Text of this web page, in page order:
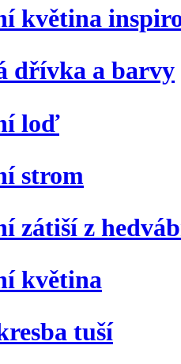
květina
dřívka a barvy
loď
strom
zátiší z
květina
tuší